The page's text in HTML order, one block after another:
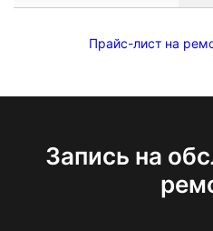
Прайс-лист на
Запись на